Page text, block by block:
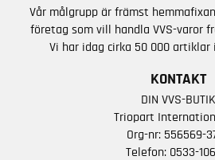
Vår målgrupp är främst
företag som vill handla VVS-varor
Vi har idag cirka 50 000
KONTAKT
DIN VVS-BUTIK
Triopart
Org-nr: 556569-
Telefon: 0533-